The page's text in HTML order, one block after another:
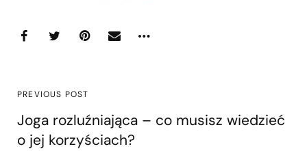
PREVIOUS POST
Joga rozluźniająca – co musisz wiedzieć
o jej korzyściach?